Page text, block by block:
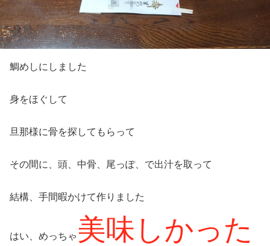
鯛めしにしました
身をほぐして
旦那様に骨を探してもらって
その間に、頭、中骨、尾っぽ、で出汁を取って
結構、手間暇かけて作りました
はい、めっちゃ 美味しかった